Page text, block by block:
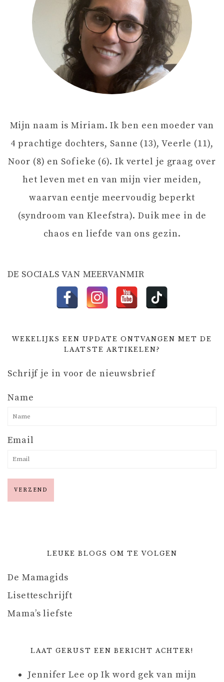
V
I
A
I
Mijn naam is Miriam. Ik ben een moeder van
4 prachtige dochters, Sanne (13), Veerle (11),
Noor (8) en Sofieke (6). Ik vertel je graag over
het leven met en van mijn vier meiden,
waarvan eentje meervoudig beperkt
(syndroom van Kleefstra). Duik mee in de
chaos en liefde van ons gezin.
DE SOCIALS VAN MEERVANMIR
WEKELIJKS EEN UPDATE ONTVANGEN MET DE
LAATSTE ARTIKELEN?
Schrijf je in voor de nieuwsbrief
Name
Email
LEUKE BLOGS OM TE VOLGEN
De Mamagids
Lisetteschrijft
Mama’s liefste
LAAT GERUST EEN BERICHT ACHTER!
Jennifer Lee opIk word gek van mijn